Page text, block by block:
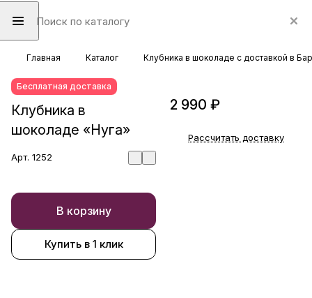
Главная Каталог Клубника в шоколаде с доставкой в
Бесплатная доставка
Клубника в
шоколаде «Нуга»
Арт. 1252
В корзину
Купить в 1 клик
2 990 ₽
Рассчитать доставку